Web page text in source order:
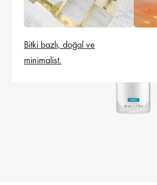
Bitki bazlı, doğal ve
minimalist.